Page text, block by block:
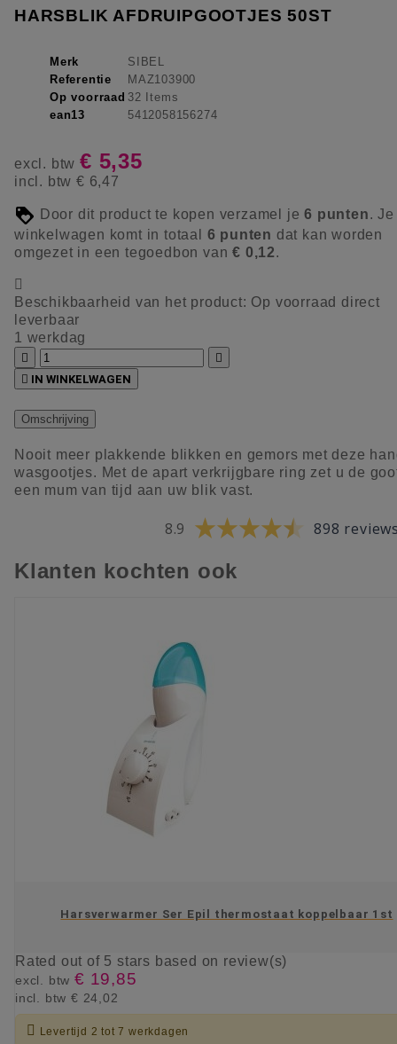
HARSBLIK AFDRUIPGOOTJES 50ST
Merk
SIBEL
Referentie
MAZ103900
Op voorraad 32 Items
ean13
5412058156274
excl. btw € 5,35
incl. btw € 6,47
Door dit product te kopen verzamel je6 punten. Je
winkelwagen komt in totaal 6 punten dat kan worden
omgezet in een tegoedbon van€ 0,12.

Beschikbaarheid van het product: Op voorraad direct
leverbaar
1 werkdag


 IN WINKELWAGEN
Omschrijving
Nooit meer plakkende blikken en gemors met deze
wasgootjes. Met de apart verkrijgbare ring zet u de
een mum van tijd aan uw blik vast.
8.9 898
Klanten kochten ook
Harsverwarmer Ser Epil thermostaat koppelbaar 1st
Rated out of 5 stars based on review(s)
excl. btw € 19,85
incl. btw € 24,02
 Levertijd 2 tot 7 werkdagen